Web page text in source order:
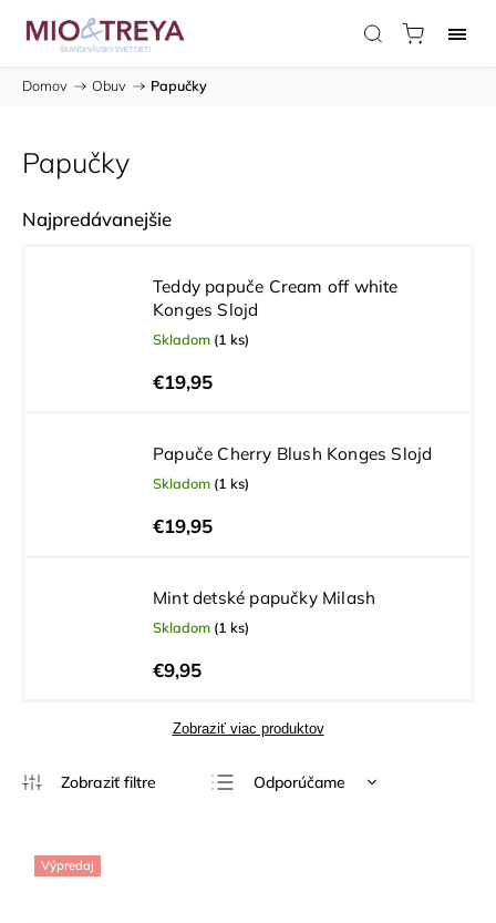
Domov / Obuv / Papučky
Papučky
Najpredávanejšie
Teddy papuče Cream off white
Konges Slojd
Skladom (1 ks)
€19,95
Papuče Cherry Blush Konges Slojd
Skladom (1 ks)
€19,95
Mint detské papučky Milash
Skladom (1 ks)
€9,95
Zobraziť viac produktov
Odporúčame
Výpredaj